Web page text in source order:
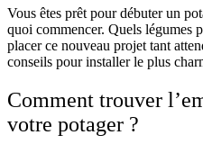
Vous êtes prêt pour débuter un
quoi commencer. Quels légumes
placer ce nouveau projet tant
conseils pour installer le plus
Comment trouver
votre potager ?